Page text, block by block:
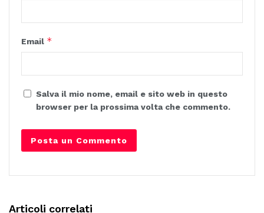
Email *
Salva il mio nome, email e sito web in questo
browser per la prossima volta che commento.
Articoli correlati